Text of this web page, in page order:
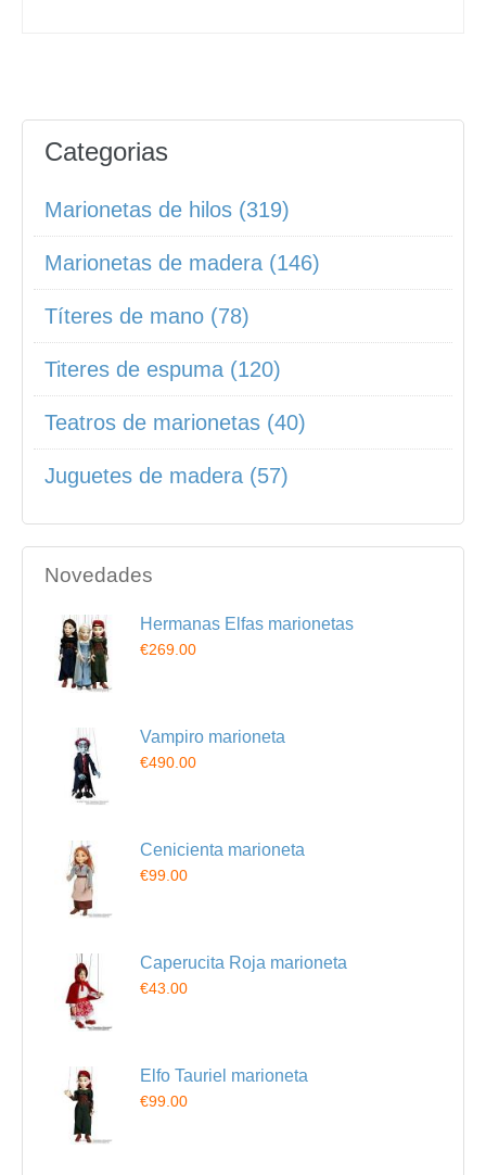
Categorias
Marionetas de hilos (319)
Marionetas de madera (146)
Títeres de mano (78)
Titeres de espuma (120)
Teatros de marionetas (40)
Juguetes de madera (57)
Novedades
Hermanas Elfas marionetas
€269.00
Vampiro marioneta
€490.00
Cenicienta marioneta
€99.00
Caperucita Roja marioneta
€43.00
Elfo Tauriel marioneta
€99.00